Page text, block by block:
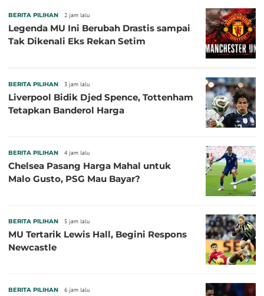
BERITA PILIHAN 2 jam lalu
Legenda MU Ini Berubah Drastis sampai
Tak Dikenali Eks Rekan Setim
BERITA PILIHAN 3 jam lalu
Liverpool Bidik Djed Spence, Tottenham
Tetapkan Banderol Harga
BERITA PILIHAN 4 jam lalu
Chelsea Pasang Harga Mahal untuk
Malo Gusto, PSG Mau Bayar?
BERITA PILIHAN 5 jam lalu
MU Tertarik Lewis Hall, Begini Respons
Newcastle
BERITA PILIHAN 6 jam lalu